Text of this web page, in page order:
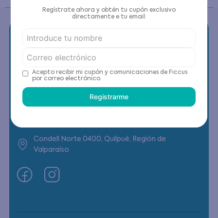
Contáctanos
(22) 6178818 - Compras Internet
Condell Norte 0400, Quilpué, Región de
Valparaíso
Regístrate ahora y obtén tu cupón exclusivo
directamente e tu email:
Acepto recibir mi cupón y comunicaciones de Ficcus
por correo electrónico.
Registrarme